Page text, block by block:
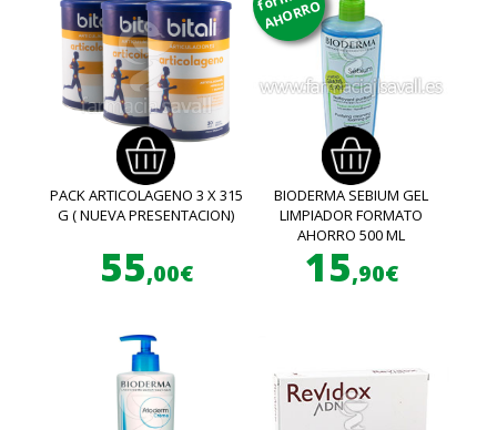
PACK ARTICOLAGENO 3 X 315
G ( NUEVA PRESENTACION)
55,00€
AHORRO
BIODERMA SEBIUM GEL
LIMPIADOR FORMATO
AHORRO 500 ML
15,90€